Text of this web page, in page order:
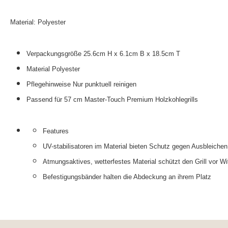
Material: Polyester
Verpackungsgröße 25.6cm H x 6.1cm B x 18.5cm T
Material Polyester
Pflegehinweise Nur punktuell reinigen
Passend für 57 cm Master-Touch Premium Holzkohlegrills
Features
UV-stabilisatoren im Material bieten Schutz gegen Ausbleichen
Atmungsaktives, wetterfestes Material schützt den Grill vor
Befestigungsbänder halten die Abdeckung an ihrem Platz